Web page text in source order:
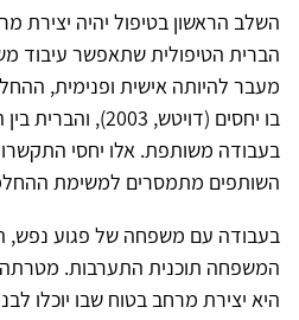
השלב הראשון בטיפול יהיה יצירת
הברית הטיפולית שתאפשר עיבוד
מעבר להיותה אישית ופנימית,
בו יחסים (דויטש,
בעבודה משותפת. אלו יחסי
השותפים מתמסרים למשימת ההחלמה
בעבודה עם משפחה של פגוע נפש,
המשפחה תוכנית התערבות. מטרתה
היא יצירת מרחב בטוח שבו יוכלו